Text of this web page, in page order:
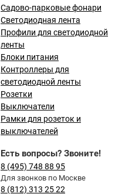
Садово-парковые фонари
Светодиодная лента
Профили для светодиодной
ленты
Блоки питания
Контроллеры для
светодиодной ленты
Розетки
Выключатели
Рамки для розеток и
выключателей
Есть вопросы? Звоните!
8 (495) 748 88 95
Для звонков по Москве
8 (812) 313 25 22